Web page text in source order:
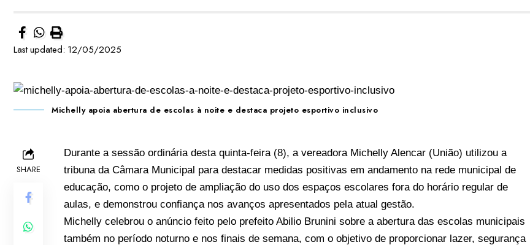
Last updated: 12/05/2025
Michelly apoia abertura de escolas à noite e destaca projeto esportivo inclusivo
SHARE
Durante a sessão ordinária desta quinta-feira (8), a vereadora Michelly Alencar (União) utilizou a
tribuna da Câmara Municipal para destacar medidas positivas em andamento na rede municipal de
educação, como o projeto de ampliação do uso dos espaços escolares fora do horário regular de
aulas, e demonstrou confiança nos avanços apresentados pela atual gestão.
Michelly celebrou o anúncio feito pelo prefeito Abilio Brunini sobre a abertura das escolas municipais
também no período noturno e nos finais de semana, com o objetivo de proporcionar lazer, segurança